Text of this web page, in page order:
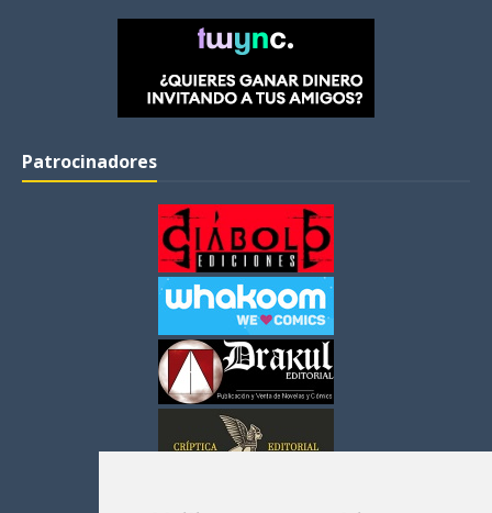
Patrocinadores